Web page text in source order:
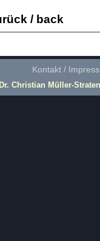
/ back
Kontakt /
Dr. Christian Müller-Straten